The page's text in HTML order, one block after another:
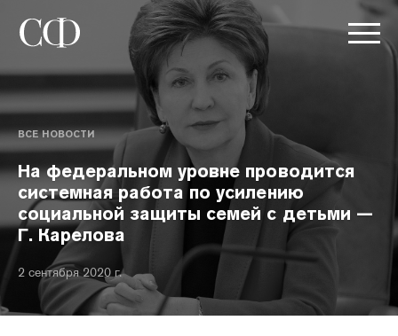
ВСЕ НОВОСТИ
На федеральном уровне проводится
системная работа по усилению
социальной защиты семей с детьми —
Г. Карелова
2 сентября 2020 г.